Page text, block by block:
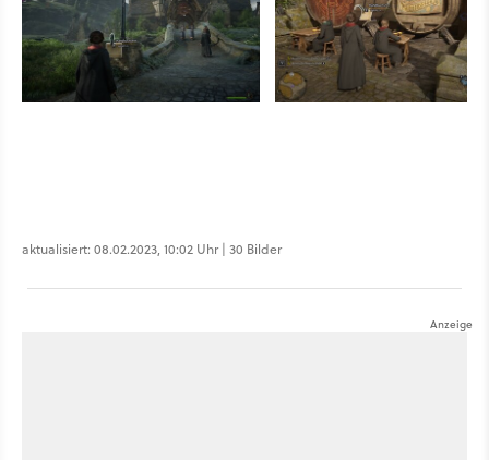
aktualisiert: 08.02.2023, 10:02 Uhr | 30 Bilder